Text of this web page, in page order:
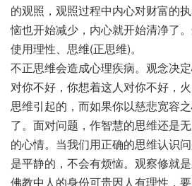
的观照，观照过程中内心对财富的
恼也开始减少，内心就开始清净了
使用理性、思维(正思维)。
不正思维会造成心理疾病。观念决
对你不好，你想着这人对你不好，
思维引起的，而如果你以慈悲宽容
了。面对问题，作智慧的思维还是
的心情。当我们用正确的思维认识
是平静的，不会有烦恼。观察修就是
佛教中人的身份可贵因人有理性，